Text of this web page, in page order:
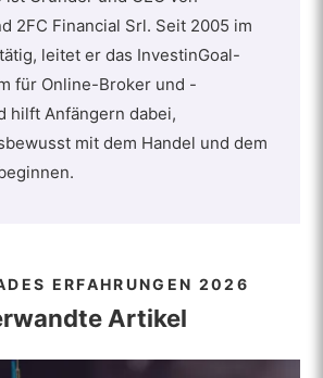
2FC Financial Srl. Seit 2005 im
leitet er das InvestinGoal-
für Online-Broker und -
hilft Anfängern dabei,
mit dem Handel und dem
ERFAHRUNGEN 2026
Artikel